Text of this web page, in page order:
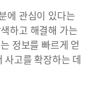
에 관심이 있다는
하고 해결해 가는
정보를 빠르게 얻
사고를 확장하는 데